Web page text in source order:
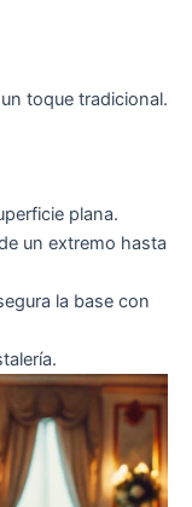
toque tradicional.
plana.
un extremo hasta
la base con